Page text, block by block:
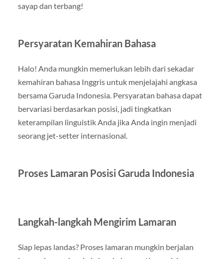
sayap dan terbang!
Persyaratan Kemahiran Bahasa
Halo! Anda mungkin memerlukan lebih dari sekadar
kemahiran bahasa Inggris untuk menjelajahi angkasa
bersama Garuda Indonesia. Persyaratan bahasa dapat
bervariasi berdasarkan posisi, jadi tingkatkan
keterampilan linguistik Anda jika Anda ingin menjadi
seorang jet-setter internasional.
Proses Lamaran Posisi Garuda Indonesia
Langkah-langkah Mengirim Lamaran
Siap lepas landas? Proses lamaran mungkin berjalan